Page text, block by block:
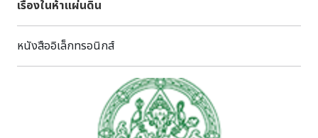
พลอยจะลดลงเมื่อเทียบกับอดีต และปริมาณพลอยในพื้นที่จะลด
น้อยลงตามกาลเวลา จังหวัดจันทบุรียังคงรักษาสถานะในฐานะ
แหล่งผลิตอัญมณีที่มีความสำคัญของประเทศไทยและของโลก
ภูมิปัญญาท้องถิ่นด้านการแปรรูป การเจียระไน และการค้าพลอย
ที่สืบทอดต่อกันมาอย่างยาวนาน สะท้อนให้เห็นถึงคุณค่าทาง
เศรษฐกิจและวัฒนธรรมของพลอยจันทบุรี หากสนใจ
หนังสือเกี่ยวกับพลอยสามารถอ่านเพิ่มเติมได้ที่ห้องจันทบุรี หอ
Temporary Exhibition Hall 6 Opening Days & Hours
Open Wednesday – Sunday, 9:00 AM – 4:00 PM
(Closed on Monday and Tuesday) Admission Fee Thai
Visitors: 30 Baht | Foreign Visitors: 240 Baht We
apologize for the inconvenience.
เรื่องในห้าแผ่นดิน
หนังสืออิเล็กทรอนิกส์